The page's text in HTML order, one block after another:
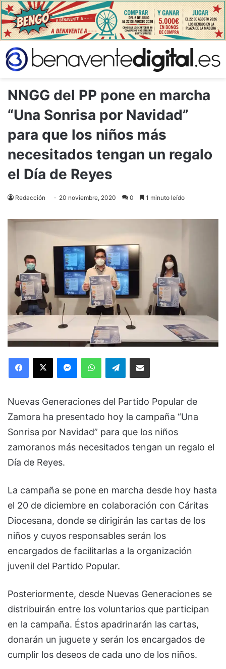
NNGG del PP pone en marcha
“Una Sonrisa por Navidad”
para que los niños más
necesitados tengan un regalo
el Día de Reyes
Redacción 20 noviembre, 2020 0 1 minuto leído
Facebook
X MessengerWhatsAppTelegramCompartir via Email
Nuevas Generaciones del Partido Popular de
Zamora ha presentado hoy la campaña “Una
Sonrisa por Navidad” para que los niños
zamoranos más necesitados tengan un regalo el
Día de Reyes.
La campaña se pone en marcha desde hoy hasta
el 20 de diciembre en colaboración con Cáritas
Diocesana, donde se dirigirán las cartas de los
niños y cuyos responsables serán los
encargados de facilitarlas a la organización
juvenil del Partido Popular.
Posteriormente, desde Nuevas Generaciones se
distribuirán entre los voluntarios que participan
en la campaña. Éstos apadrinarán las cartas,
donarán un juguete y serán los encargados de
cumplir los deseos de cada uno de los niños.